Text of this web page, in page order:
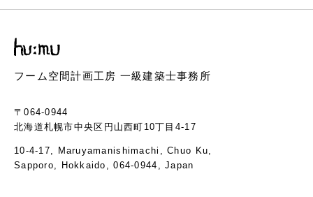
フーム空間計画工房 一級建築士事務所
〒064-0944
北海道札幌市中央区円山西町10丁目4-17
10-4-17, Maruyamanishimachi, Chuo Ku,
Sapporo, Hokkaido, 064-0944, Japan